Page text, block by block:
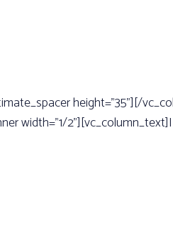
height=”35”][/
width=”1/